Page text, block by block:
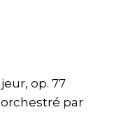
op. 77
par